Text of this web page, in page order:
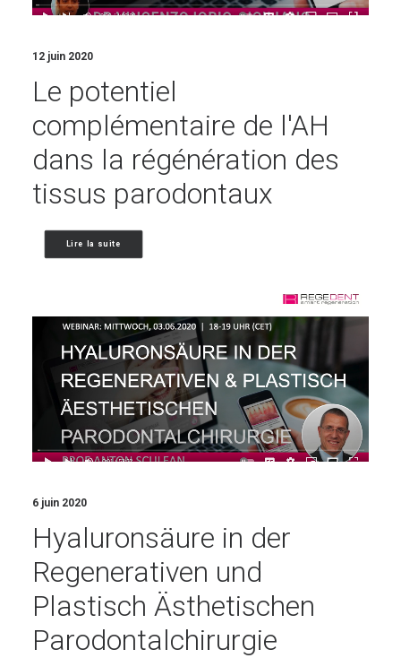
12 juin 2020
Le potentiel
complémentaire de l'AH
dans la régénération des
tissus parodontaux
Lire la suite
6 juin 2020
Hyaluronsäure in der
Regenerativen und
Plastisch Ästhetischen
Parodontalchirurgie